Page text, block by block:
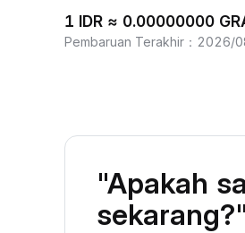
1 IDR ≈ 0.00000000
Pembaruan Terakhir ： 2026/
"Apakah
sekarang?"